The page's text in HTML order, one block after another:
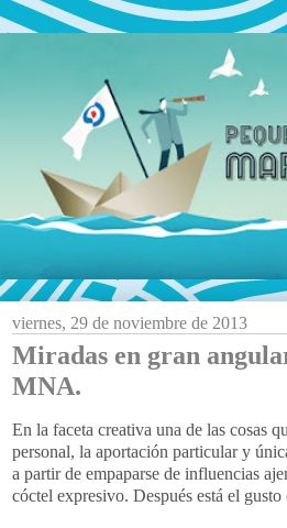
viernes, 29 de noviembre de 2013
Miradas en gran
MNA.
En la faceta creativa una de las cosas
personal, la aportación particular y
a partir de empaparse de influencias
cóctel expresivo. Después está el